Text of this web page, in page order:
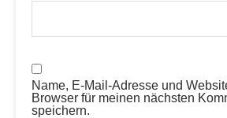
Name, E-Mail-Adresse und
Browser für meinen nächsten
speichern.